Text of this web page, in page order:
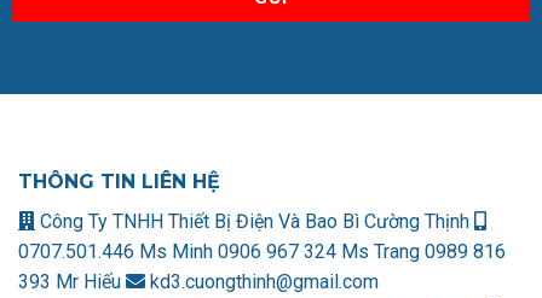
THÔNG TIN LIÊN HỆ
Công Ty TNHH Thiết Bị Điện Và Bao Bì Cường Thịnh
0707.501.446 Ms Minh 0906 967 324 Ms Trang 0989 816
393 Mr Hiếu
kd3.cuongthinh@gmail.com